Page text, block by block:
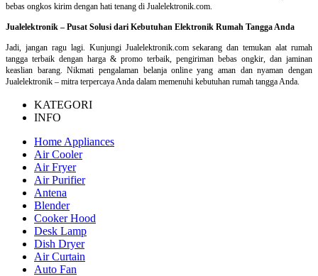
bebas ongkos kirim dengan hati tenang di Jualelektronik.com.
Jualelektronik – Pusat Solusi dari Kebutuhan Elektronik Rumah Tangga Anda
Jadi, jangan ragu lagi. Kunjungi Jualelektronik.com sekarang dan temukan alat rumah
tangga terbaik dengan harga & promo terbaik, pengiriman bebas ongkir, dan jaminan
keaslian barang. Nikmati pengalaman belanja online yang aman dan nyaman dengan
Jualelektronik – mitra terpercaya Anda dalam memenuhi kebutuhan rumah tangga Anda.
KATEGORI
INFO
Home Appliances
Air Cooler
Air Fryer
Air Purifier
Antena
Blender
Cooker Hood
Desk Lamp
Dish Dryer
Air Curtain
Auto Fan